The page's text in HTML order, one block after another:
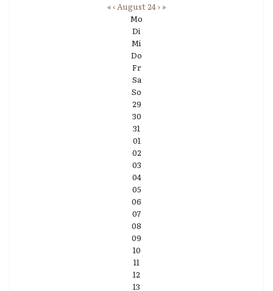
«‹August 24›»
Mo
Di
Mi
Do
Fr
Sa
So
29
30
31
01
02
03
04
05
06
07
08
09
10
11
12
13